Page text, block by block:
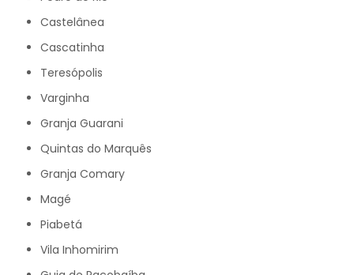
Castelânea
Cascatinha
Teresópolis
Varginha
Granja Guarani
Quintas do Marquês
Granja Comary
Magé
Piabetá
Vila Inhomirim